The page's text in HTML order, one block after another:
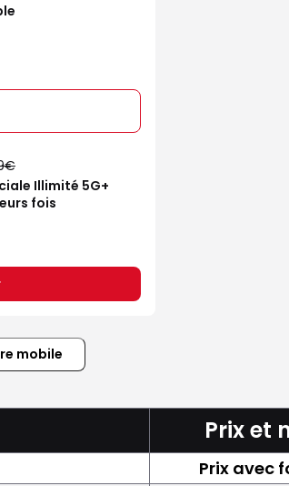
Illimité 5G+
fois
mobile
Prix et
Prix avec